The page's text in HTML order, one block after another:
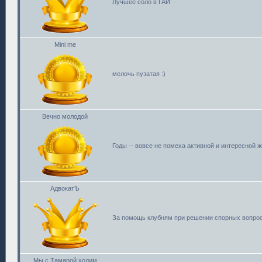
Лучшее соло в ГАИ
Mini me
мелочь пузатая :)
Вечно молодой
Годы -- вовсе не помеха активной и интересной
АдвокатЪ
За помощь клубням при решении спорных
Мы с Тамарой ходим